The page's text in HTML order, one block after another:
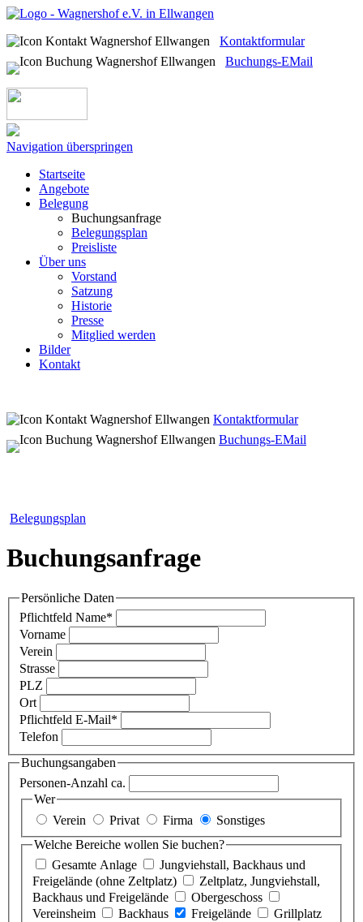
Kontaktformular
Buchungs-EMail
Navigation überspringen
Startseite
Angebote
Belegung
Buchungsanfrage
Belegungsplan
Preisliste
Über uns
Vorstand
Satzung
Historie
Presse
Mitglied werden
Bilder
Kontakt
Kontaktformular
Buchungs-EMail
Belegungsplan
Buchungsanfrage
Persönliche Daten
Pflichtfeld Name*
Vorname
Verein
Strasse
PLZ
Ort
Pflichtfeld E-Mail*
Telefon
Buchungsangaben
Personen-Anzahl ca.
Wer
Verein
Privat Firma
Sonstiges
Welche Bereiche wollen Sie buchen?
Gesamte Anlage
Jungviehstall, Backhaus und
Freigelände (ohne Zeltplatz)
Zeltplatz, Jungviehstall,
Backhaus und Freigelände
Obergeschoss
Vereinsheim
Backhaus Freigelände
Grillplatz